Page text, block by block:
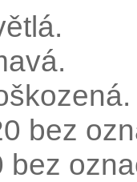
bez
bez